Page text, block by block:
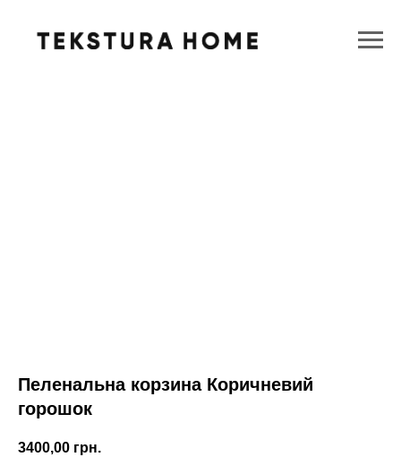
Пеленальна корзина Коричневий
горошок
3400,00 грн.